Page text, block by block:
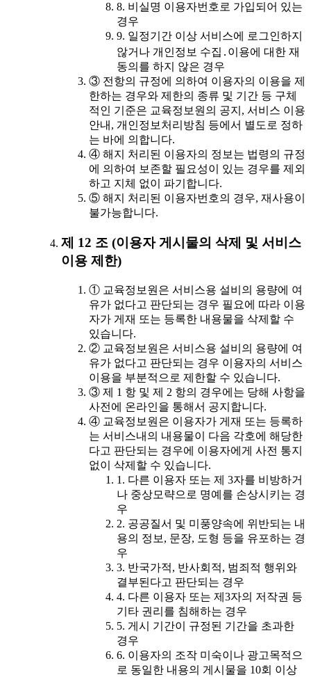
8. 비실명 이용자번호로 가입되어 있는
경우
9. 일정기간 이상 서비스에 로그인하지
않거나 개인정보 수집․이용에 대한 재
동의를 하지 않은 경우
③ 전항의 규정에 의하여 이용자의 이용을 제
한하는 경우와 제한의 종류 및 기간 등 구체
적인 기준은 교육정보원의 공지, 서비스 이용
안내, 개인정보처리방침 등에서 별도로 정하
는 바에 의합니다.
④ 해지 처리된 이용자의 정보는 법령의 규정
에 의하여 보존할 필요성이 있는 경우를 제외
하고 지체 없이 파기합니다.
⑤ 해지 처리된 이용자번호의 경우, 재사용이
불가능합니다.
제 12 조 (이용자 게시물의 삭제 및 서비스
이용 제한)
① 교육정보원은 서비스용 설비의 용량에 여
유가 없다고 판단되는 경우 필요에 따라 이용
자가 게재 또는 등록한 내용물을 삭제할 수
있습니다.
② 교육정보원은 서비스용 설비의 용량에 여
유가 없다고 판단되는 경우 이용자의 서비스
이용을 부분적으로 제한할 수 있습니다.
③ 제 1 항 및 제 2 항의 경우에는 당해 사항을
사전에 온라인을 통해서 공지합니다.
④ 교육정보원은 이용자가 게재 또는 등록하
는 서비스내의 내용물이 다음 각호에 해당한
다고 판단되는 경우에 이용자에게 사전 통지
없이 삭제할 수 있습니다.
1. 다른 이용자 또는 제 3자를 비방하거
나 중상모략으로 명예를 손상시키는 경
우
2. 공공질서 및 미풍양속에 위반되는 내
용의 정보, 문장, 도형 등을 유포하는 경
우
3. 반국가적, 반사회적, 범죄적 행위와
결부된다고 판단되는 경우
4. 다른 이용자 또는 제3자의 저작권 등
기타 권리를 침해하는 경우
5. 게시 기간이 규정된 기간을 초과한
경우
6. 이용자의 조작 미숙이나 광고목적으
로 동일한 내용의 게시물을 10회 이상